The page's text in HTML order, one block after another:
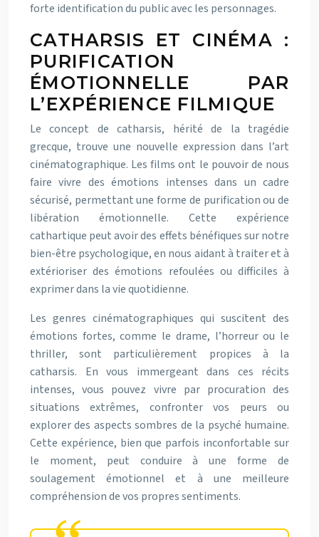
forte identification du public avec les personnages.
CATHARSIS ET CINÉMA :
PURIFICATION
ÉMOTIONNELLE PAR
L’EXPÉRIENCE FILMIQUE
Le concept de catharsis, hérité de la tragédie
grecque, trouve une nouvelle expression dans l’art
cinématographique. Les films ont le pouvoir de nous
faire vivre des émotions intenses dans un cadre
sécurisé, permettant une forme de purification ou de
libération émotionnelle. Cette expérience
cathartique peut avoir des effets bénéfiques sur notre
bien-être psychologique, en nous aidant à traiter et à
extérioriser des émotions refoulées ou difficiles à
exprimer dans la vie quotidienne.
Les genres cinématographiques qui suscitent des
émotions fortes, comme le drame, l’horreur ou le
thriller, sont particulièrement propices à la
catharsis. En vous immergeant dans ces récits
intenses, vous pouvez vivre par procuration des
situations extrêmes, confronter vos peurs ou
explorer des aspects sombres de la psyché humaine.
Cette expérience, bien que parfois inconfortable sur
le moment, peut conduire à une forme de
soulagement émotionnel et à une meilleure
compréhension de vos propres sentiments.